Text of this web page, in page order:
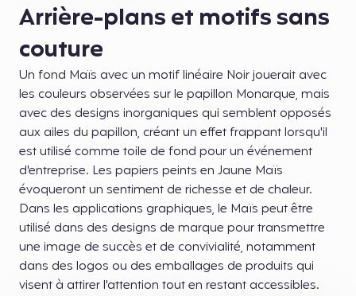
Arrière-plans et motifs sans
couture
Un fond Maïs avec un motif linéaire Noir jouerait avec
les couleurs observées sur le papillon Monarque, mais
avec des designs inorganiques qui semblent opposés
aux ailes du papillon, créant un effet frappant lorsqu'il
est utilisé comme toile de fond pour un événement
d'entreprise. Les papiers peints en Jaune Maïs
évoqueront un sentiment de richesse et de chaleur.
Dans les applications graphiques, le Maïs peut être
utilisé dans des designs de marque pour transmettre
une image de succès et de convivialité, notamment
dans des logos ou des emballages de produits qui
visent à attirer l'attention tout en restant accessibles.